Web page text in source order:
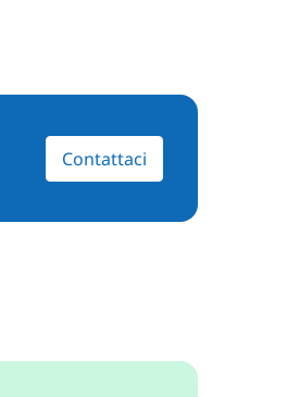
Contattaci